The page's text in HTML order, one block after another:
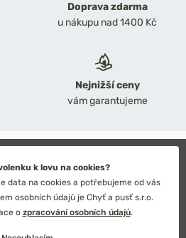
Doprava zdarma
u nákupu nad 1400 Kč
Nejnižší ceny
vám garantujeme
podmínky
osobních údajů
řešení: Simplia s.r.o.
design: Petr Široký
k lovu na cookies?
data na cookies a potřebujeme od vás
osobních údajů je Chyť a pusť s.r.o.
o zpracování osobních údajů.